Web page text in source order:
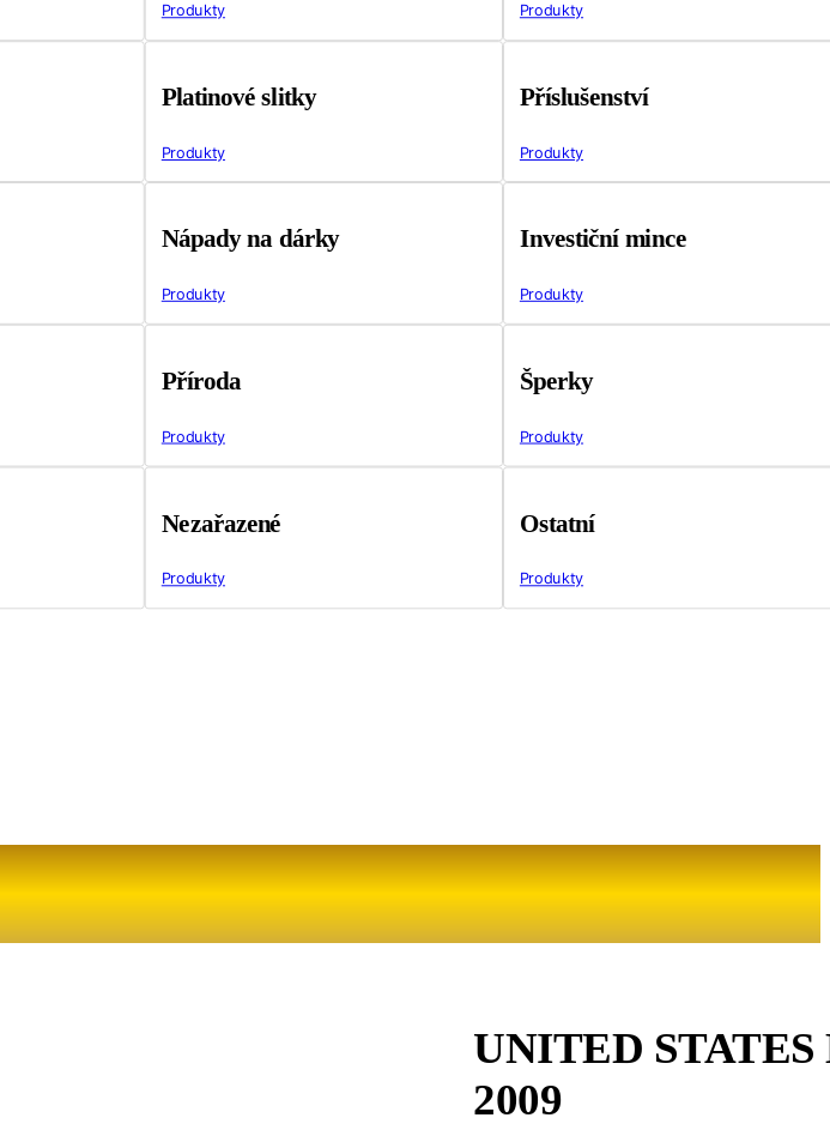
Produkty Produkty
Platinové slitky
Produkty
Příslušenství
Produkty
Nápady na dárky
Produkty
Investiční mince
Produkty
Příroda
Produkty
Šperky
Produkty
Nezařazené
Produkty
Ostatní
Produkty
UNITED STATES
2009